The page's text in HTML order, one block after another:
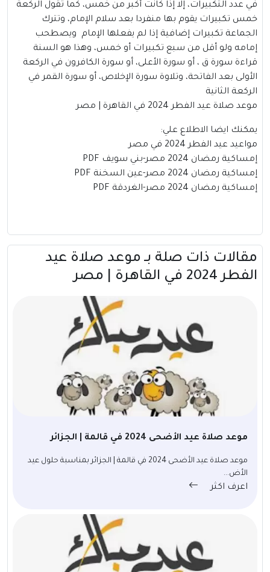
في عدد التكبيرات، إلا إذا كانت أكبر من خمس، كما تقول الركعة
خمس تكبيرات يقوم بها منفردا بعد سلام الإمام، وتترك
الجماعة تكبيرات إضافية إذا لم يفعلها الإمام ويصطحب
إمامه ولو أقل من سبع تكبيرات أو خمس، وهذا هو السنة
قراءة سورة ق ، أو سورة الأعلى، أو سورة الكافرون في الركعة
الأولى بعد الفاتحة، وتلاوة سورة الإخلاص، أو سورة القمر في
الركعة الثانية
موعد صلاة عيد الفطر 2024 في القاهرة | مصر
يمكنك ايضا الاطلاع علي:
مواعيد عيد الفطر 2024 في مصر
إمساكية رمضان 2024 مصر-بني سويف PDF
إمساكية رمضان 2024 مصر-عين السخنة PDF
إمساكية رمضان 2024 مصر-الغردقة PDF
مقالات ذات صلة بــ موعد صلاة عيد
الفطر 2024 في القاهرة | مصر
موعد صلاة عيد الأضحى 2024 في قالمة | الجزائر
موعد صلاة عيد الأضحى 2024 في قالمة | الجزائر بمناسبة حلول عيد
الأض...
اعرف اكثر